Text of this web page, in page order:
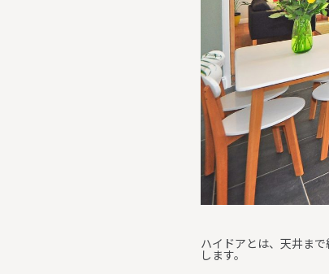
ハイドアとは、天井ま
します。